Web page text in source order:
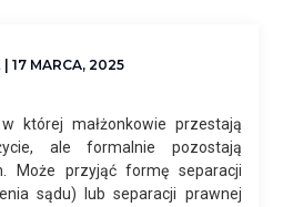
| 17 MARCA, 2025
której małżonkowie przestają
ale formalnie pozostają
Może przyjąć formę separacji
sądu) lub separacji prawnej